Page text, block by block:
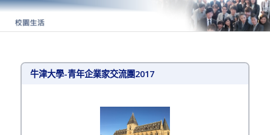
牛津大學-青年企業家交流團2017